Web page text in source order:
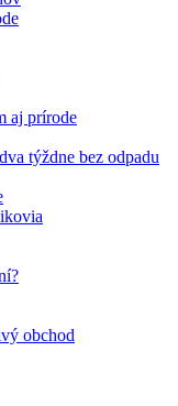
aj prírode
týždne bez odpadu
obchod